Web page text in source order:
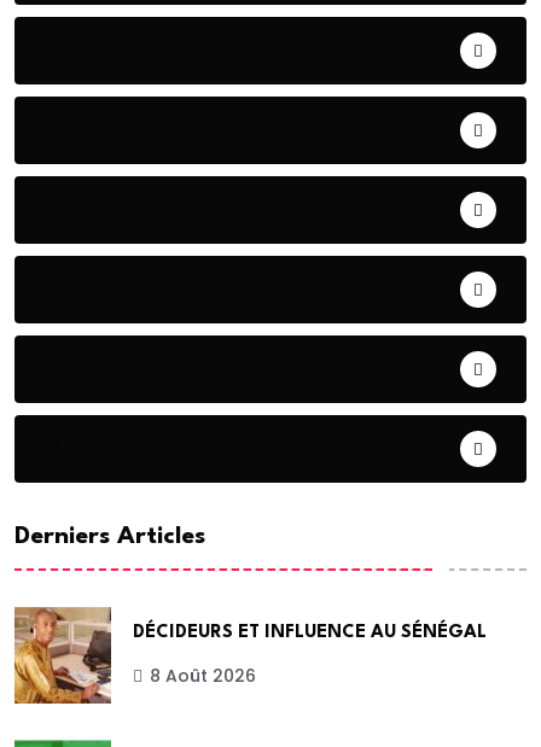
Derniers Articles
DÉCIDEURS ET INFLUENCE AU SÉNÉGAL
8 Août 2026